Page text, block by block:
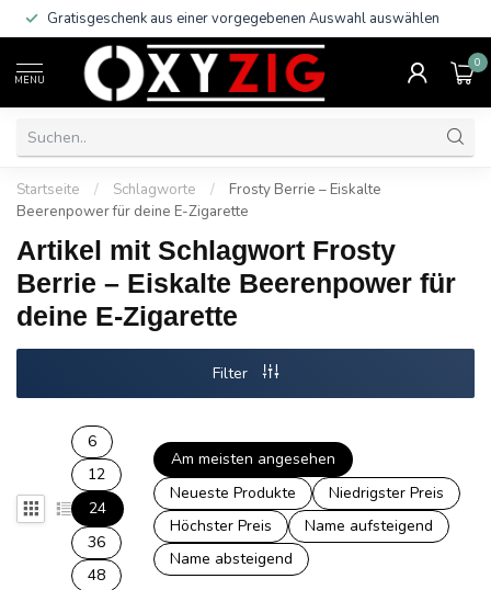
Gratisgeschenk aus einer vorgegebenen Auswahl auswählen
MENU
0
Startseite / Schlagworte /
Frosty Berrie – Eiskalte
Beerenpower für deine E-Zigarette
Artikel mit Schlagwort Frosty
Berrie – Eiskalte Beerenpower für
deine E-Zigarette
Filter
6
12
24
36
48
Am meisten angesehen
Neueste Produkte
Niedrigster Preis
Höchster Preis
Name aufsteigend
Name absteigend